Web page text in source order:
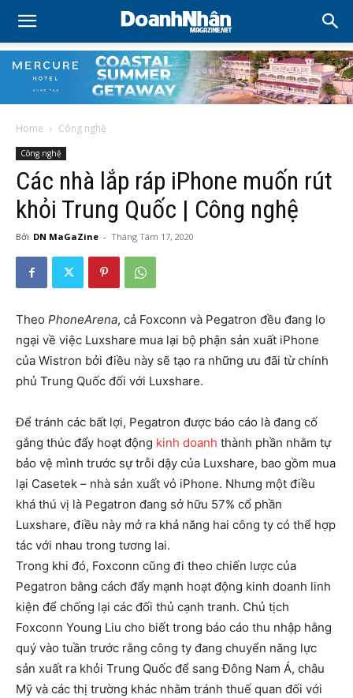
Home Công nghệ
Công nghệ
Các nhà lắp ráp iPhone muốn rút
khỏi Trung Quốc | Công nghệ
Bởi DN MaGaZine - Tháng Tám 17, 2020
Theo PhoneArena, cả Foxconn và Pegatron đều đang lo
ngại về việc Luxshare mua lại bộ phận sản xuất iPhone
của Wistron bởi điều này sẽ tạo ra những ưu đãi từ chính
phủ Trung Quốc đối với Luxshare.
Để tránh các bất lợi, Pegatron được báo cáo là đang cố
gắng thúc đẩy hoạt động kinh doanh thành phần nhằm tự
bảo vệ mình trước sự trỗi dậy của Luxshare, bao gồm mua
lại Casetek – nhà sản xuất vỏ iPhone. Nhưng một điều
khá thú vị là Pegatron đang sở hữu 57% cổ phần
Luxshare, điều này mở ra khả năng hai công ty có thể hợp
tác với nhau trong tương lai.
Trong khi đó, Foxconn cũng đi theo chiến lược của
Pegatron bằng cách đẩy mạnh hoạt động kinh doanh linh
kiện để chống lại các đối thủ cạnh tranh. Chủ tịch
Foxconn Young Liu cho biết trong báo cáo thu nhập hằng
quý vào tuần trước rằng công ty đang chuyển năng lực
sản xuất ra khỏi Trung Quốc để sang Đông Nam Á, châu
Mỹ và các thị trường khác nhằm tránh thuế quan đối với